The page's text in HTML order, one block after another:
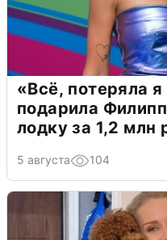
«Всё, потеряла
подарила
лодку за 1,2 млн
5 августа 104